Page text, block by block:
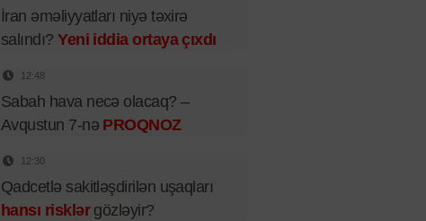
İran əməliyyatları niyə təxirə
salındı?Yeni iddia ortaya çıxdı
12:48
Sabah hava necə olacaq? –
Avqustun 7-nə PROQNOZ
12:30
Qadcetlə sakitləşdirilən uşaqları
hansı risklərgözləyir?